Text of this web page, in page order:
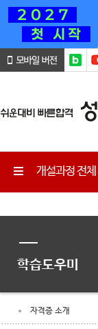
개설과정 전체
학습도우미
자격증 소개